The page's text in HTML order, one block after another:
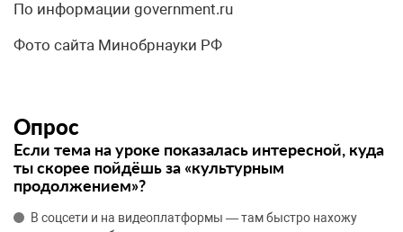
По информации government.ru
Фото сайта Минобрнауки РФ
Опрос
Если тема на уроке показалась интересной, куда
ты скорее пойдёшь за «культурным
продолжением»?
В соцсети и на видеоплатформы — там быстро нахожу